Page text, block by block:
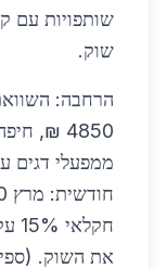
שותפויות עם
שוק.
ממפעלי דגים
חקלאי 15% עקב חממות.
את השוק. (ספירת